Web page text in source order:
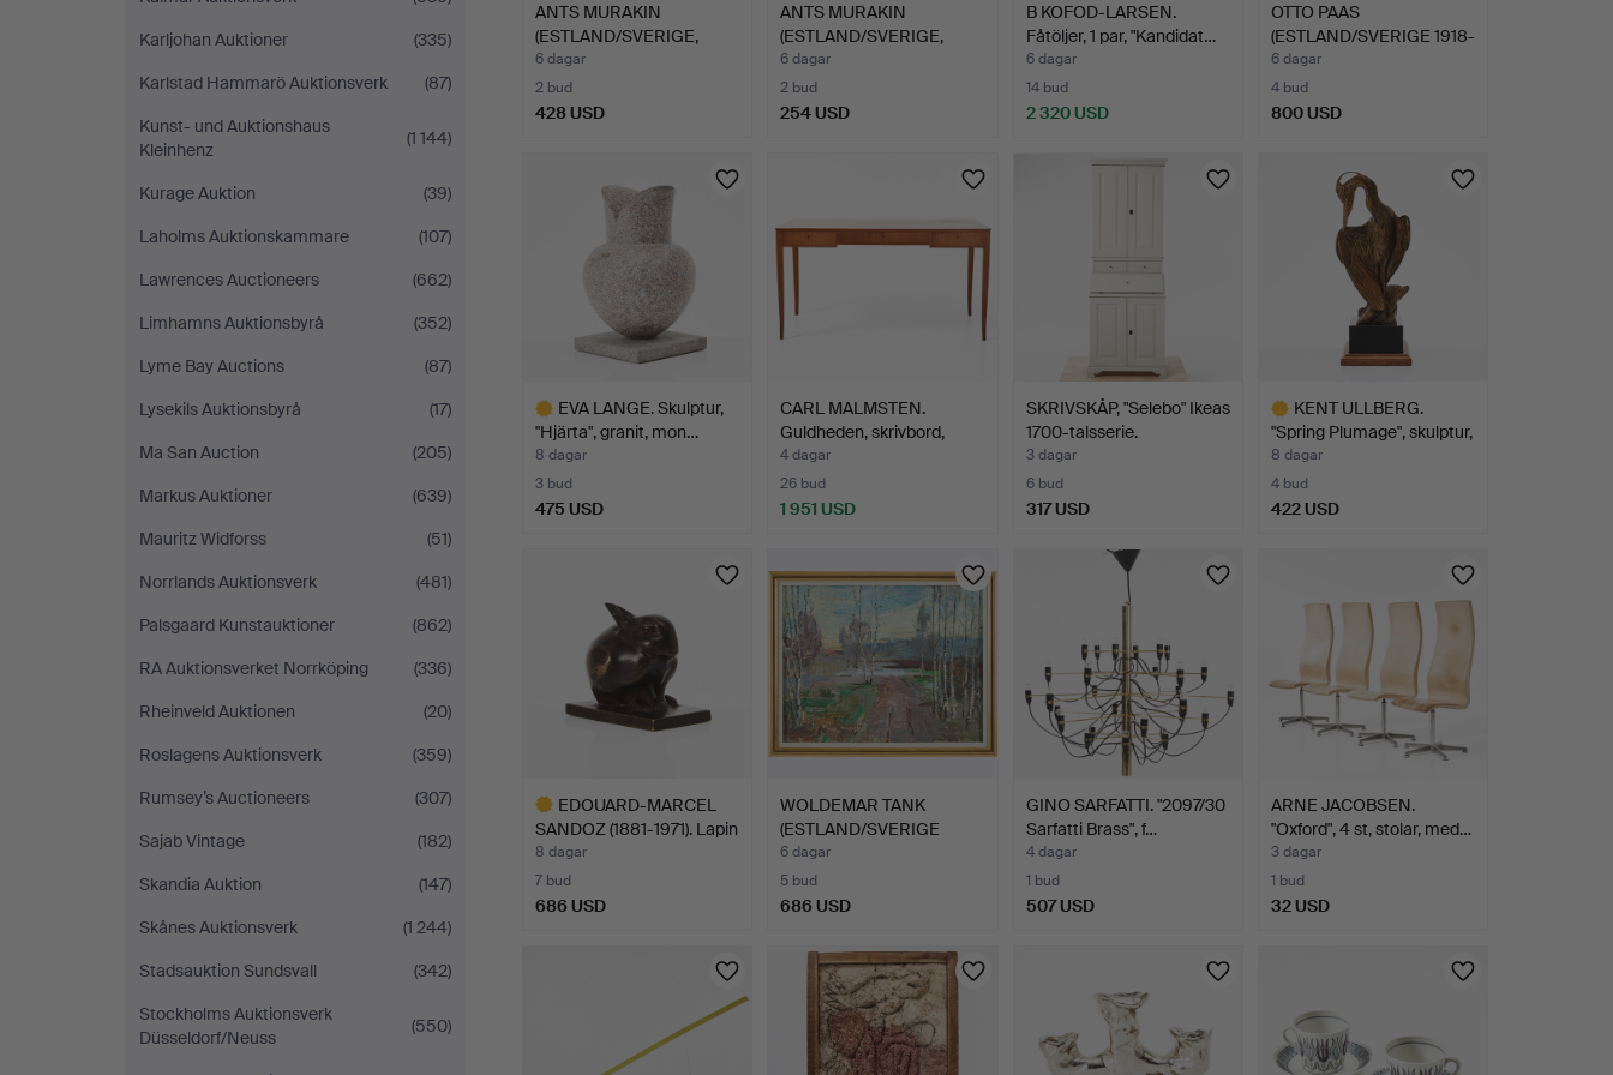
Karljohan Auktioner
(335)
Karlstad Hammarö Auktionsverk
(87)
Kunst- und Auktionshaus
Kleinhenz
(1 144)
Kurage Auktion
(39)
Laholms Auktionskammare
(107)
Lawrences Auctioneers
(662)
Limhamns Auktionsbyrå
(352)
Lyme Bay Auctions
(87)
Lysekils Auktionsbyrå
(17)
Ma San Auction
(205)
Markus Auktioner
(639)
Mauritz Widforss
(51)
Norrlands Auktionsverk
(481)
Palsgaard Kunstauktioner
(862)
RA Auktionsverket Norrköping
(336)
Rheinveld Auktionen
(20)
Roslagens Auktionsverk
(359)
Rumsey’s Auctioneers
(307)
Sajab Vintage
(182)
Skandia Auktion
(147)
Skånes Auktionsverk
(1 244)
Stadsauktion Sundsvall
(342)
Stockholms Auktionsverk
Düsseldorf/Neuss
(550)
ANTS MURAKIN
(ESTLAND/SVERIGE,
1892-1975).…
6 dagar
2 bud
428 USD
ANTS MURAKIN
(ESTLAND/SVERIGE,
1892-1975).…
6 dagar
2 bud
254 USD
B KOFOD-LARSEN.
Fåtöljer, 1 par, "Kandidat…
6 dagar
14 bud
2 320 USD
OTTO PAAS
(ESTLAND/SVERIGE 1918-
1987). ”St…
6 dagar
4 bud
800 USD
EVA LANGE. Skulptur,
"Hjärta", granit, mon…
8 dagar
3 bud
475 USD
CARL MALMSTEN.
Guldheden, skrivbord,
Åfors…
4 dagar
26 bud
1 951 USD
SKRIVSKÅP, "Selebo" Ikeas
1700-talsserie.
3 dagar
6 bud
317 USD
KENT ULLBERG.
"Spring Plumage", skulptur,
…
8 dagar
4 bud
422 USD
EDOUARD-MARCEL
SANDOZ (1881-1971). Lapin
b…
8 dagar
7 bud
686 USD
WOLDEMAR TANK
(ESTLAND/SVERIGE
1903-1997).…
6 dagar
5 bud
686 USD
GINO SARFATTI. "2097/30
Sarfatti Brass", f…
4 dagar
1 bud
507 USD
ARNE JACOBSEN.
"Oxford", 4 st, stolar, med…
3 dagar
1 bud
32 USD